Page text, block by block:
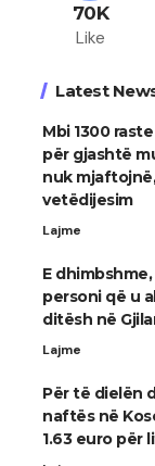
70K
Like
Latest
Mbi 1300
për gjashtë
nuk
vetëdijesim
Lajme
E
personi që u
ditësh në
Lajme
Për të dielën
naftës në
1.63 euro për